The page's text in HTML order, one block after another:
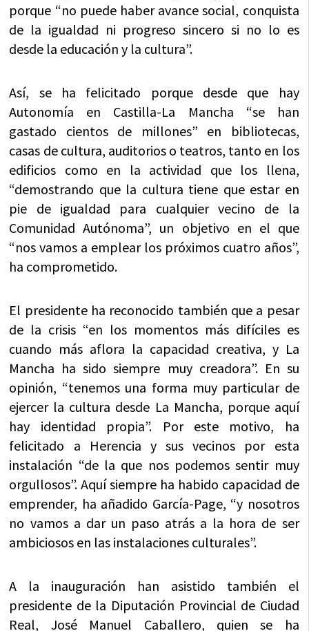
porque “no puede haber avance social, conquista
de la igualdad ni progreso sincero si no lo es
desde la educación y la cultura”.
Así, se ha felicitado porque desde que hay
Autonomía en Castilla-La Mancha “se han
gastado cientos de millones” en bibliotecas,
casas de cultura, auditorios o teatros, tanto en los
edificios como en la actividad que los llena,
“demostrando que la cultura tiene que estar en
pie de igualdad para cualquier vecino de la
Comunidad Autónoma”, un objetivo en el que
“nos vamos a emplear los próximos cuatro años”,
ha comprometido.
El presidente ha reconocido también que a pesar
de la crisis “en los momentos más difíciles es
cuando más aflora la capacidad creativa, y La
Mancha ha sido siempre muy creadora”. En su
opinión, “tenemos una forma muy particular de
ejercer la cultura desde La Mancha, porque aquí
hay identidad propia”. Por este motivo, ha
felicitado a Herencia y sus vecinos por esta
instalación “de la que nos podemos sentir muy
orgullosos”. Aquí siempre ha habido capacidad de
emprender, ha añadido García-Page, “y nosotros
no vamos a dar un paso atrás a la hora de ser
ambiciosos en las instalaciones culturales”.
A la inauguración han asistido también el
presidente de la Diputación Provincial de Ciudad
Real, José Manuel Caballero, quien se ha